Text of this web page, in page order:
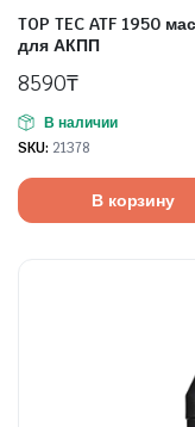
TOP TEC ATF 1950
для АКПП
8590₸
В наличии
SKU: 21378
В корзину